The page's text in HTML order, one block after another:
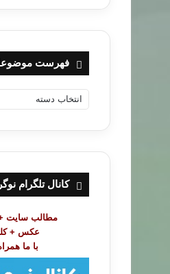
فهرست
ه
ت
ض
کانال تلگرام نوگرا
مطالب سایت
عکس +
با ما